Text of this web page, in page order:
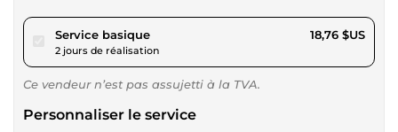
Service basiquepour 17,29 $US
2 jours de réalisation
18,76 $US
Ce vendeur n’est pas assujetti à la TVA.
Personnaliser le service